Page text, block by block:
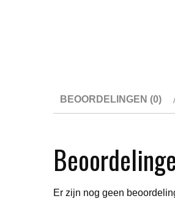
BEOORDELINGEN (0)
Er zijn nog geen